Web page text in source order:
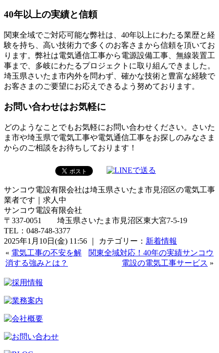
40年以上の実績と信頼
関東全域でご対応可能な弊社は、40年以上にわたる業歴と経
験を持ち、高い技術力で多くのお客さまから信頼を頂いてお
ります。弊社は電気通信工事から電源設備工事、無線装置工
事まで、多岐にわたるプロジェクトに取り組んできました。
埼玉県さいたま市内外を問わず、確かな技術と豊富な経験で
お客さまのご要望にお応えできるよう努めております。
お問い合わせはお気軽に
どのようなことでもお気軽にお問い合わせください。さいた
ま市や埼玉県で電気工事や電気通信工事をお探しのみなさま
からのご相談をお待ちしております！
サンコウ電設有限会社は埼玉県さいたま市見沼区の電気工事
業者です｜求人中
サンコウ電設有限会社
〒337-0051 埼玉県さいたま市見沼区東大宮7-5-19
TEL：048-748-3377
2025年1月10日(金) 11:56 ｜ カテゴリー： 新着情報
« 電気工事の不安を解
消する強みとは？
関東全域対応！40年の実績サンコウ
電設の電気工事サービス »